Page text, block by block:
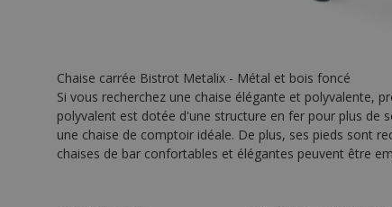
Chaise carrée Bistrot Metalix - Métal et bois foncé
Si vous recherchez une chaise élégante et polyvalente,
polyvalent est dotée d'une structure en fer pour plus de
une chaise de comptoir idéale. De plus, ses pieds sont
chaises de bar confortables et élégantes peuvent être